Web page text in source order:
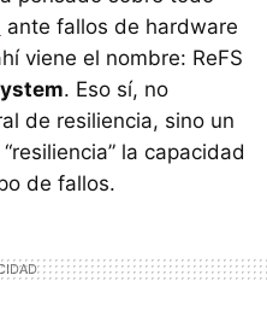
ante fallos de hardware
viene el nombre: ReFS
. Eso sí, no
de resiliencia, sino un
la capacidad
de fallos.